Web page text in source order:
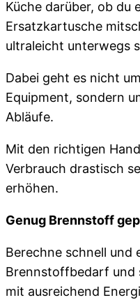
Küche darüber, ob du
Ersatzkartusche
ultraleicht unterwegs
Dabei geht es nicht
Equipment, sondern
Abläufe.
Mit den richtigen
Verbrauch drastisch
erhöhen.
Genug Brennstoff
Berechne schnell und
Brennstoffbedarf und
mit ausreichend